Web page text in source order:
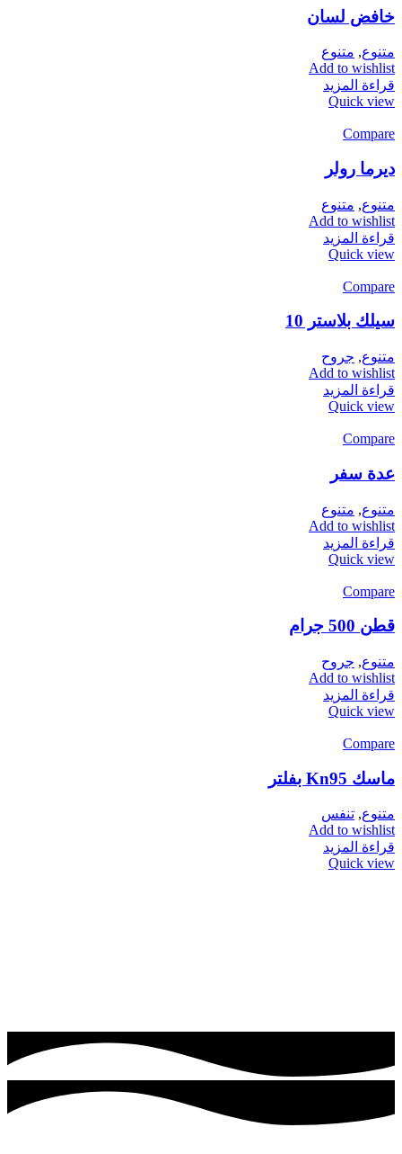
خافض لسان
متنوع, متنوع
Add to wishlist
قراءة المزيد
Quick view
Compare
ديرما رولر
متنوع, متنوع
Add to wishlist
قراءة المزيد
Quick view
Compare
سيلك بلاستر 10
متنوع, جروح
Add to wishlist
قراءة المزيد
Quick view
Compare
عدة سفر
متنوع, متنوع
Add to wishlist
قراءة المزيد
Quick view
Compare
قطن 500 جرام
متنوع, جروح
Add to wishlist
قراءة المزيد
Quick view
Compare
ماسك Kn95 بفلتر
متنوع, تنفس
Add to wishlist
قراءة المزيد
Quick view